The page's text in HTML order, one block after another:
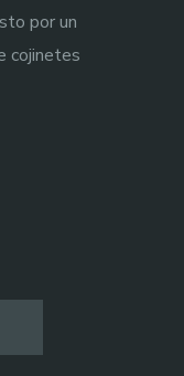
por un
cojinetes